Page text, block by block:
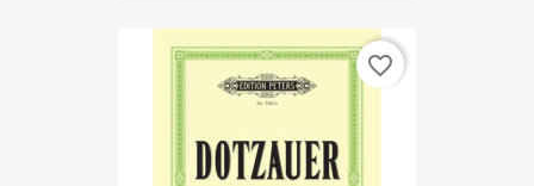
favorite_border